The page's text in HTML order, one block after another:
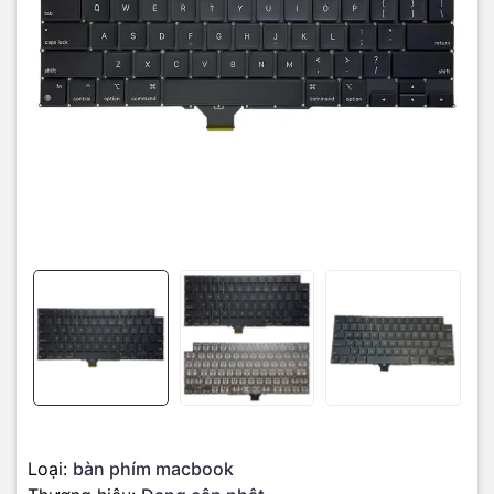
Loại: bàn phím macbook
- Một vài phím bấm không gõ được, hoặc lúc được lúc không –
Biểu hiện bàn phím chập chờn lúc bấm được lúc không, có khi bắt
buộc phải dùng lực nhấn thật mạnh thì phím đó mới hiển thị khi
soạn thảo nội dung.
- Liệt hoàn toàn cả bàn phím hoặc liệt 1 vài phím: Khi thao tác với
- Phím bấm có hiện tượng bị lún, nghiêng khi gõ, mất đi độ đàn hồi.
- Các phím bị loạn, khi bạn nhập liệu không hiển thị đúng nội dung
trên màn hình.
Trường hợp cho thấy đã đến lúc bạn cần thay bàn phím Macbook
bàn phím bị chạm mạch, đứt mạch, bị liệt quá nhiều phím.